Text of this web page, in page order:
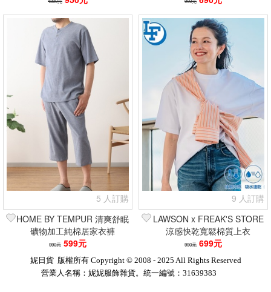
5 人訂購
HOME BY TEMPUR 清爽舒眠
礦物加工純棉居家衣褲
990元 599元
9 人訂購
LAWSON x FREAK'S STORE
涼感快乾寬鬆棉質上衣
990元 699元